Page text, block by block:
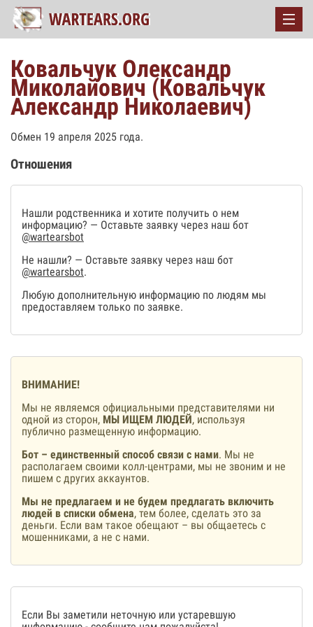
Ковальчук Олександр
Миколайович (Ковальчук
Александр Николаевич)
Обмен 19 апреля 2025 года.
Отношения
Нашли родственника и хотите получить о нем
информацию? — Оставьте заявку через наш бот
@wartearsbot
Не нашли? — Оставьте заявку через наш бот
@wartearsbot.
Любую дополнительную информацию по людям мы
предоставляем только по заявке.
ВНИМАНИЕ!
Мы не являемся официальными представителями ни
одной из сторон, МЫ ИЩЕМ ЛЮДЕЙ, используя
публично размещенную информацию.
Бот – единственный способ связи с нами. Мы не
располагаем своими колл-центрами, мы не звоним и не
пишем с других аккаунтов.
Мы не предлагаем и не будем предлагать включить
людей в списки обмена, тем более, сделать это за
деньги. Если вам такое обещают – вы общаетесь с
мошенниками, а не с нами.
Если Вы заметили неточную или устаревшую